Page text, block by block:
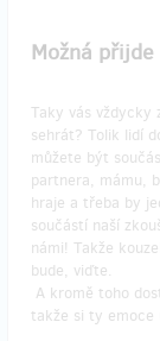
Možná
Taky vás vždycky
sehrát? Tolik lidí
můžete být
partnera, mámu,
hraje a třeba by
součástí naší
námi! Takže
bude, viďte.
A kromě toho
takže si ty emoce